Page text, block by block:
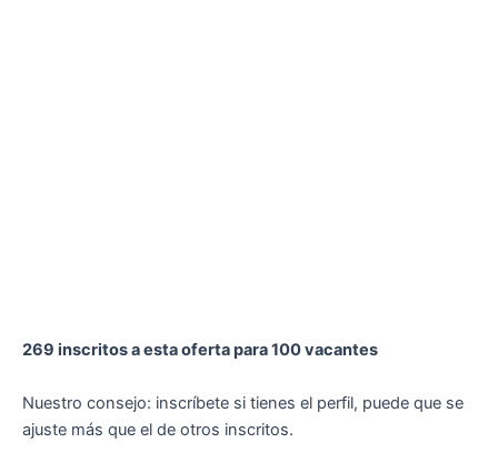
269 inscritos a esta oferta para 100 vacantes
Nuestro consejo: inscríbete si tienes el perfil, puede que se
ajuste más que el de otros inscritos.